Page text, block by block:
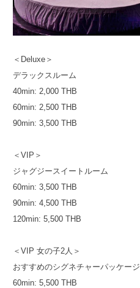
＜Deluxe＞
デラックスルーム
40min: 2,000 THB
60min: 2,500 THB
90min: 3,500 THB
＜VIP＞
ジャグジースイートルーム
60min: 3,500 THB
90min: 4,500 THB
120min: 5,500 THB
＜VIP 女の子2人＞
おすすめのシグネチャーパッケージ
60min: 5,500 THB